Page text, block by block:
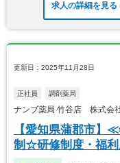
求人の詳細を見る
更新日：2025年11月28日
正社員 調剤薬局
ナンブ薬局 竹谷店 株式会
【愛知県蒲郡市】
制☆研修制度・福